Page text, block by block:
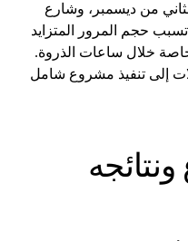
من ديسمبر، وشارع
حجم المرور المتزايد
خلال ساعات الذروة.
إلى تنفيذ مشروع شامل